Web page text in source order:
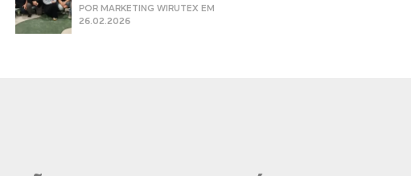
POR MARKETING WIRUTEX EM
26.02.2026